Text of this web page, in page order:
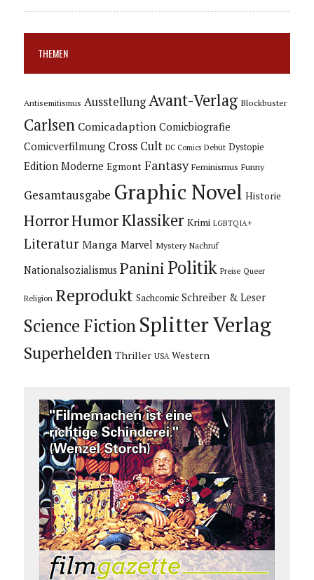
THEMEN
Antisemitismus Ausstellung Avant-Verlag Blockbuster
Carlsen Comicadaption Comicbiografie
Comicverfilmung Cross Cult DC Comics Debüt Dystopie
Edition Moderne Egmont Fantasy Feminismus Funny
Gesamtausgabe Graphic Novel Historie
HorrorHumorKlassiker Krimi LGBTQIA+
Literatur Manga Marvel Mystery Nachruf
Nationalsozialismus Panini Politik Preise Queer
Religion Reprodukt Sachcomic Schreiber & Leser
Science Fiction Splitter Verlag
Superhelden Thriller USA Western